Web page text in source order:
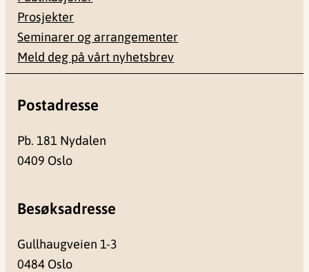
Prosjekter
Seminarer og arrangementer
Meld deg på vårt nyhetsbrev
Postadresse
Pb. 181 Nydalen
0409 Oslo
Besøksadresse
Gullhaugveien 1-3
0484 Oslo